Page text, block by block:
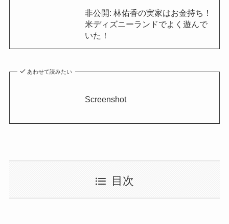
非公開: 林佑香の実家はお金持ち！
米ディズニーランドでよく遊んで
いた！
あわせて読みたい
Screenshot
目次